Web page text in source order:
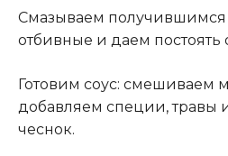
Смазываем
отбивные и даем постоять
Готовим соус: смешиваем
добавляем специи, травы
чеснок.